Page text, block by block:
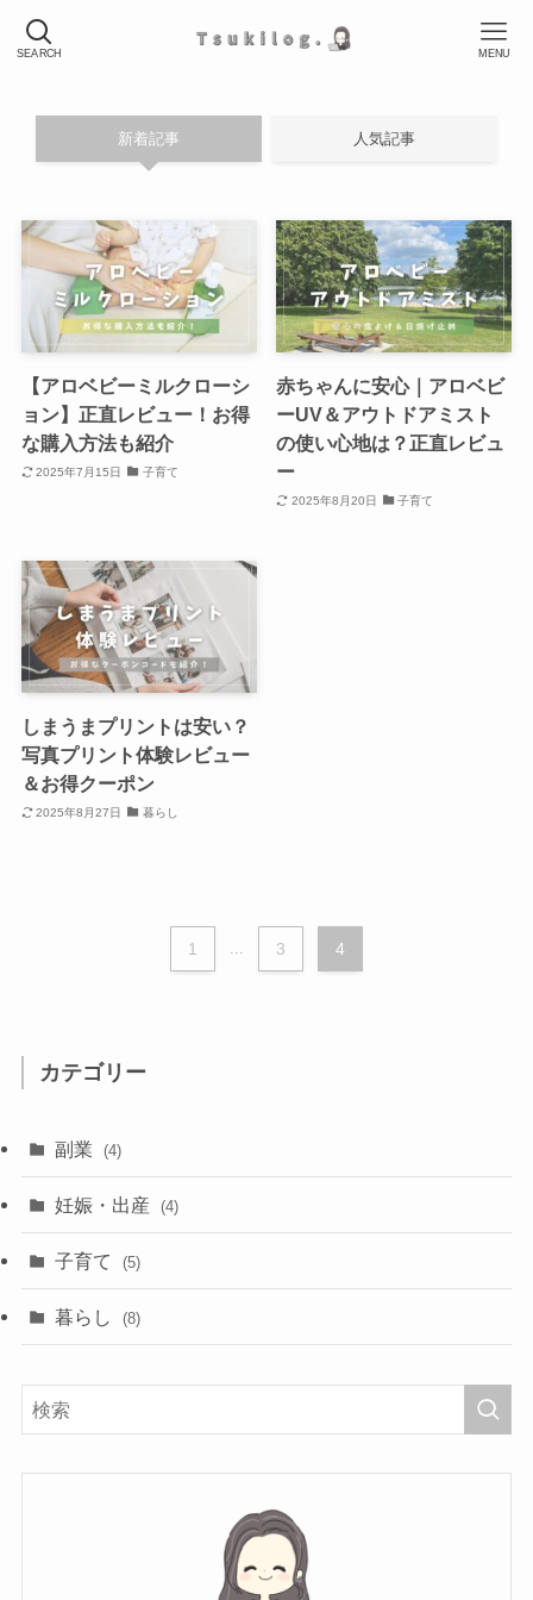
SEARCH MENU
新着記事 人気記事
【アロベビーミルクローシ
ョン】正直レビュー！お得
な購入方法も紹介
2025年7月15日 子育て
赤ちゃんに安心｜アロベビ
ーUV＆アウトドアミスト
の使い心地は？正直レビュ
ー
2025年8月20日 子育て
しまうまプリントは安い？
写真プリント体験レビュー
＆お得クーポン
2025年8月27日 暮らし
1 ... 3 4
カテゴリー
副業 (4)
妊娠・出産 (4)
子育て (5)
暮らし (8)